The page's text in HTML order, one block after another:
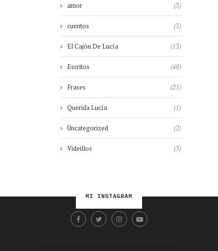
amor (3)
cuentos (3)
El Cajón De Lucía (13)
Escritos (48)
Frases (21)
Querida Lucía (1)
Uncategorized (2)
Videillos (3)
MI INSTAGRAM